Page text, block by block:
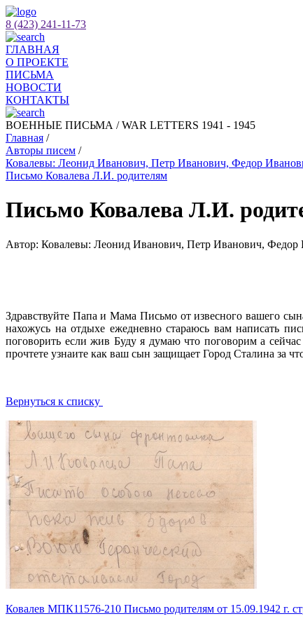
8 (423) 241-11-73
ГЛАВНАЯ
О ПРОЕКТЕ
ПИСЬМА
НОВОСТИ
КОНТАКТЫ
ВОЕННЫЕ ПИСЬМА / WAR LETTERS 1941 - 1945
Главная /
Авторы писем /
Ковалевы: Леонид Иванович, Петр Иванович, Федор
Письмо Ковалева Л.И. родителям
Письмо Ковалева Л.И.
Автор: Ковалевы: Леонид Иванович, Петр Иванович, Федор
Здравствуйте Папа и Мама Письмо от извесного вашего
нахожусь на отдыхе ежедневно стараюсь вам написать
поговорить если жив Буду я думаю что поговорим а
прочтете узнаите как ваш сын защищает Город Сталина за
Вернуться к списку
Ковалев МПК11576-210 Письмо родителям от 15.09.1942 г.